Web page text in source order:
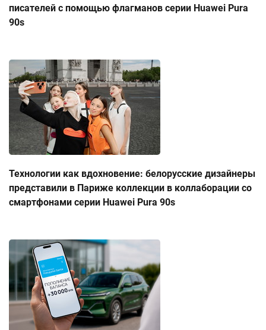
писателей с помощью флагманов серии Huawei Pura
90s
Технологии как вдохновение: белорусские дизайнеры
представили в Париже коллекции в коллаборации со
смартфонами серии Huawei Pura 90s